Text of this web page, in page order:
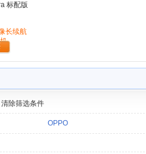
标配版
长续航
清除筛选条件
OPPO